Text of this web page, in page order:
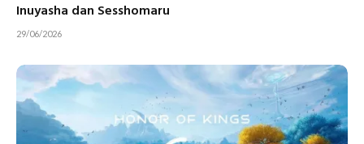
Inuyasha dan Sesshomaru
29/06/2026